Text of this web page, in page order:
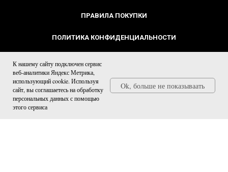
ПРАВИЛА ПОКУПКИ
ПОЛИТИКА КОНФИДЕНЦИАЛЬНОСТИ
СОГЛАСИЕ НА РЕКЛАМУ
СВЕДЕНИЯ ОБ ОБРАЗОВАТЕЛЬНОЙ ОРГАНИЗАЦИИ
К нашему сайту подключен сервис
веб-аналитики Яндекс Метрика,
использующий cookie. Используя
сайт, вы соглашаетесь на обработку
персональных данных с помощью
этого сервиса
Ok, больше не показываать